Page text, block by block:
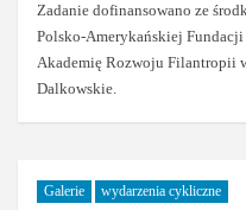
Zadanie dofinansowano ze
Polsko-Amerykańskiej
Akademię Rozwoju Filantropii
Dalkowskie.
Galerie wydarzenia cykliczne